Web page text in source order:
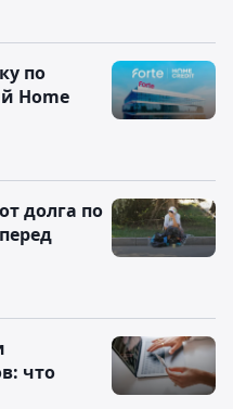
по
Home
долга по
что